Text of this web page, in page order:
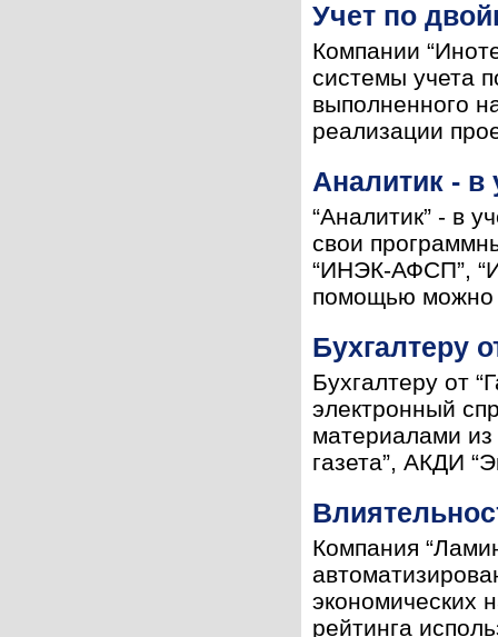
Учет по
Компании
системы учета
выполненного
реализации
Аналитик - в
“Аналитик” - в
свои
“ИНЭК-АФСП”,
помощью можно
Бухгалтеру
Бухгалтеру от
электронный
материалами из
газета”, АКДИ
Компания
экономических
рейтинга